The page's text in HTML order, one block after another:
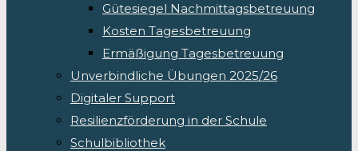
Gütesiegel Nachmittagsbetreuung
Kosten Tagesbetreuung
Ermäßigung Tagesbetreuung
Unverbindliche Übungen 2025/26
Digitaler Support
Resilienzförderung in der Schule
Schulbibliothek